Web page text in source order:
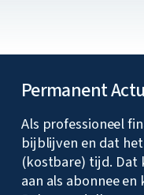
Permanent
Als professioneel
bijblijven en dat
(kostbare) tijd. Dat
aan als abonnee